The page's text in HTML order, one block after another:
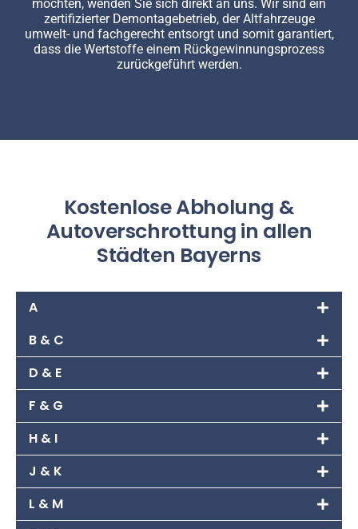
möchten, wenden Sie sich direkt an uns. Wir sind ein
zertifizierter Demontagebetrieb, der Altfahrzeuge
umwelt- und fachgerecht entsorgt und somit garantiert,
dass die Wertstoffe einem Rückgewinnungsprozess
zurückgeführt werden.
Kostenlose Abholung &
Autoverschrottung in allen
Städten Bayerns
A
B & C
D & E
F & G
H & I
J & K
L & M